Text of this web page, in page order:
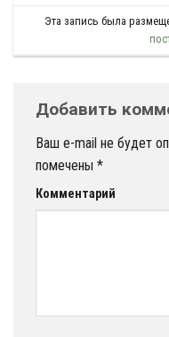
Эта запись была
Добавить
Ваш e-mail не будет
помечены *
Комментарий